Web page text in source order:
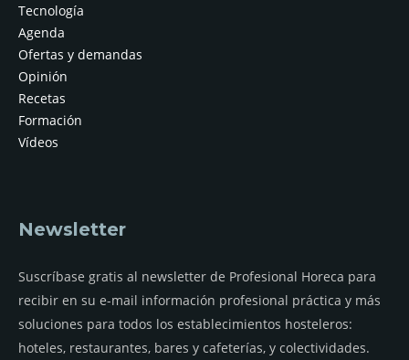
Tecnología
Agenda
Ofertas y demandas
Opinión
Recetas
Formación
Vídeos
Newsletter
Suscríbase gratis al newsletter de Profesional Horeca para
recibir en su e-mail información profesional práctica y más
soluciones para todos los establecimientos hosteleros:
hoteles, restaurantes, bares y cafeterías, y colectividades.